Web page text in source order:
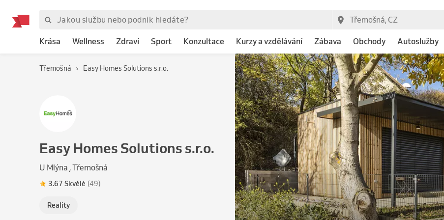
Krása Wellness Zdraví Sport Konzultace Kurzy a vzdělávání Zábava Obchody Autoslužby
Třemošná Easy Homes Solutions s.r.o.
Easy Homes Solutions s.r.o.
U Mlýna , Třemošná
3.67 Skvělé (49)
Reality